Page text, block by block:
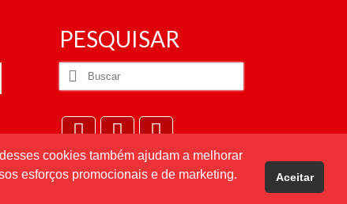
PESQUISAR
Buscar
por:
Desenvolvido porDireta Sistemas . Designed by Freepik
cookies também ajudam a melhorar
esforços promocionais e de marketing.
Aceitar